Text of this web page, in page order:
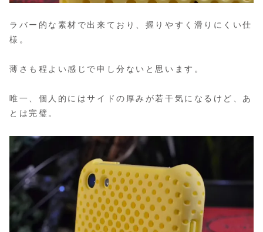
ラバー的な素材で出来ており、握りやすく滑りにくい仕
様。
薄さも程よい感じで申し分ないと思います。
唯一、個人的にはサイドの厚みが若干気になるけど、あ
とは完璧。